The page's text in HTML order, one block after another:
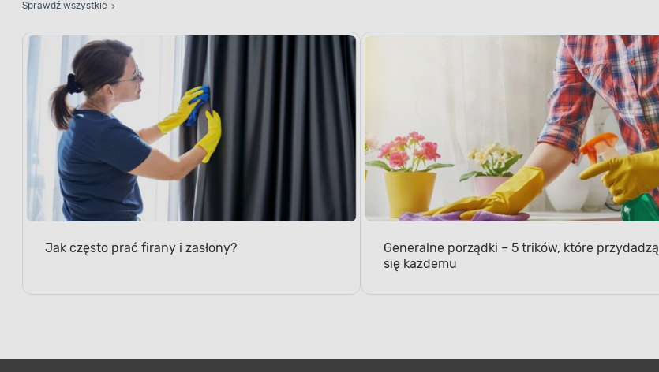
Sprawdź wszystkie
Jak często prać firany i zasłony?
Generalne porządki – 5 trików, które przydadzą
się każdemu